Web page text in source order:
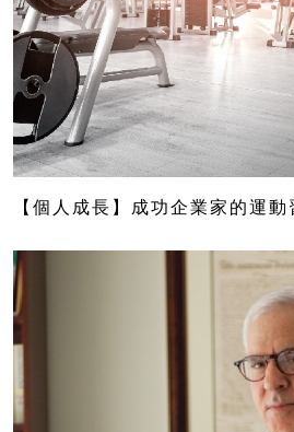
【個人成長】成功企業家的運動